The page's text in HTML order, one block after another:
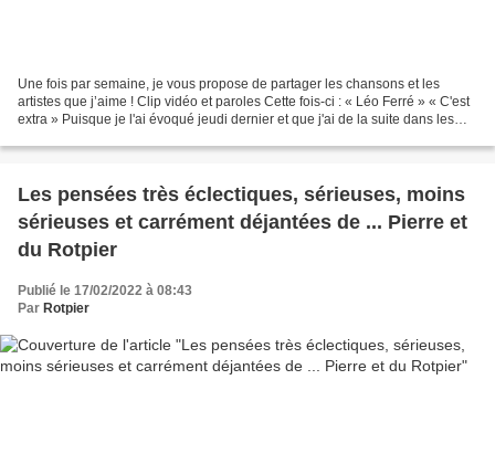
Une fois par semaine, je vous propose de partager les chansons et les
artistes que j’aime ! Clip vidéo et paroles Cette fois-ci : « Léo Ferré » « C'est
extra » Puisque je l'ai évoqué jeudi dernier et que j'ai de la suite dans les
Les pensées très éclectiques, sérieuses, moins
sérieuses et carrément déjantées de ... Pierre et
du Rotpier
Publié le 17/02/2022 à 08:43
Par Rotpier